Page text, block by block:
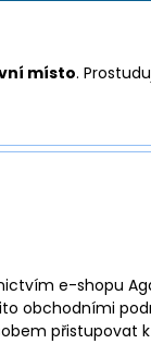
místo.
e-shopu
obchodními
přistupovat